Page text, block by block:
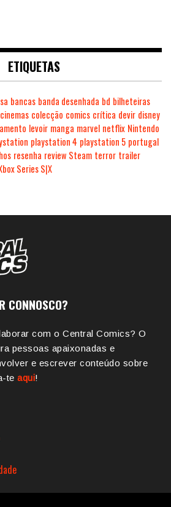
ETIQUETAS
bancas banda desenhada bd bilheteiras
cinemas colecção comics crítica devir disney
levoir manga marvel netflix Nintendo
playstation 4 playstation 5 portugal
resenha review Steam terror trailer
Series S|X
CONNOSCO?
com o Central Comics? O
pessoas apaixonadas e
e escrever conteúdo sobre
te aqui!